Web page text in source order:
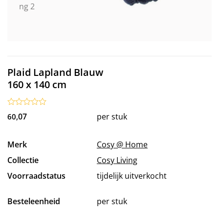
Plaid Lapland Blauw
160 x 140 cm
60,07 per stuk
Merk
Cosy @ Home
Collectie
Cosy Living
Voorraadstatus
tijdelijk uitverkocht
Besteleenheid per stuk